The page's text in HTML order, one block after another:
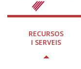
RECURSOS
I SERVEIS